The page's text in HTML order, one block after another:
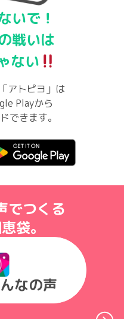
いで！
戦いは
ない
アトピヨ」は
Playから
できます。
でつくる
袋。
なの声